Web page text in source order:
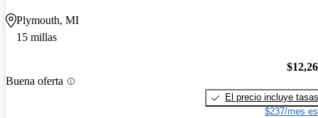
Plymouth, MI
15 millas
Buena oferta
El precio incluye tasas
$237/mes